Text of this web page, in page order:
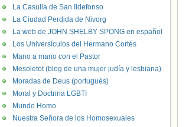
La Casulla de San Ildefonso
La Ciudad Perdida de Nivorg
La web de JOHN SHELBY SPONG en español
Los Universículos del Hermano Cortés
Mano a mano con el Pastor
Mesoletot (blog de una mujer judía y lesbiana)
Moradas de Deus (portugués)
Moral y Doctrina LGBTI
Mundo Homo
Nuestra Señora de los Homosexuales